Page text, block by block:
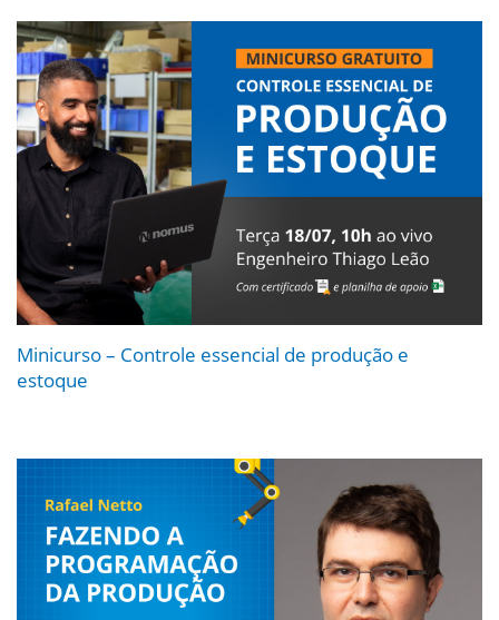
Minicurso – Controle essencial de produção e
estoque